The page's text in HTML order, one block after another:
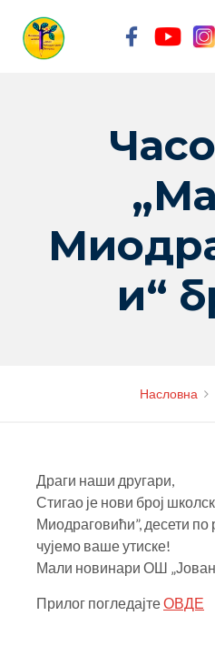
content
и“
Насловна
Драги наши другари,
Стигао је нови број
Миодраговићи”, десети
чујемо ваше утиске!
Мали новинари ОШ
Прилог погледајтеОВДЕ